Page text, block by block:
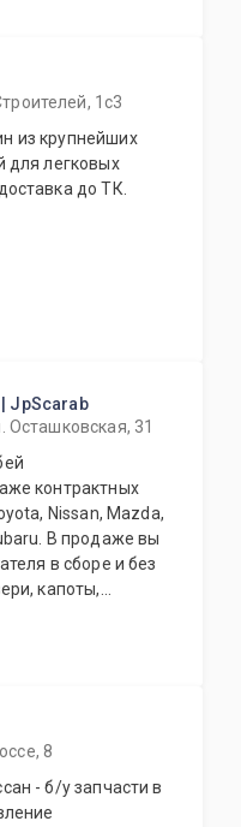
1с3
из крупнейших
для легковых
до ТК.
JpScarab
Осташковская, 31
контрактных
Nissan, Mazda,
В продаже вы
в сборе и без
капоты,
радиаторы,
и
компанией
8
- б/у запчасти в